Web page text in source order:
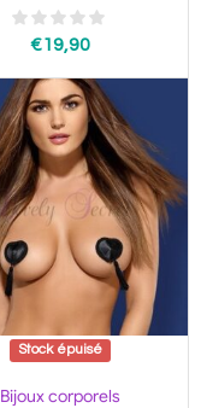
€19,90
Stock épuisé
Bijoux corporels